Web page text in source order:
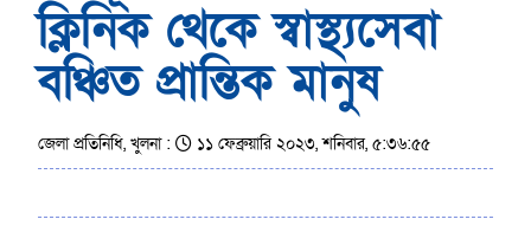
ক্লিনিক থেকে স্বাস্থ্যসেবা
বঞ্চিত প্রান্তিক মানুষ
জেলা প্রতিনিধি, খুলনা : ১১ ফেব্রুয়ারি ২০২৩, শনিবার, ৫:৩৬:৫৫